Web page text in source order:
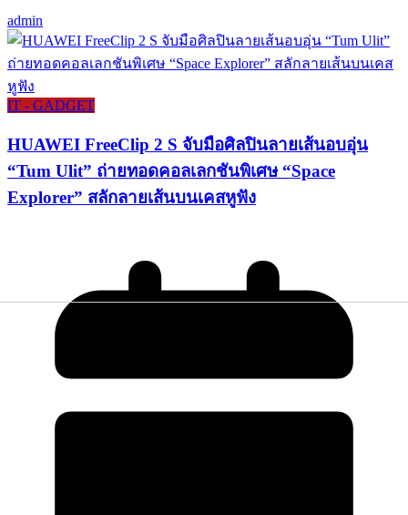
admin
IT - GADGET
HUAWEI FreeClip 2 S จับมือศิลปินลายเส้นอบอุ่น
“Tum Ulit” ถ่ายทอดคอลเลกชันพิเศษ “Space
Explorer” สลักลายเส้นบนเคสหูฟัง